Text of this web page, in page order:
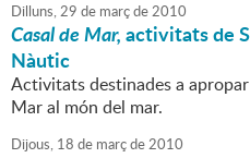
Dilluns,29 de marçde2010
Casal de Mar,activitats de
Nàutic
Activitats destinades a
Mar al món del mar.
Dijous, 18 de marçde2010